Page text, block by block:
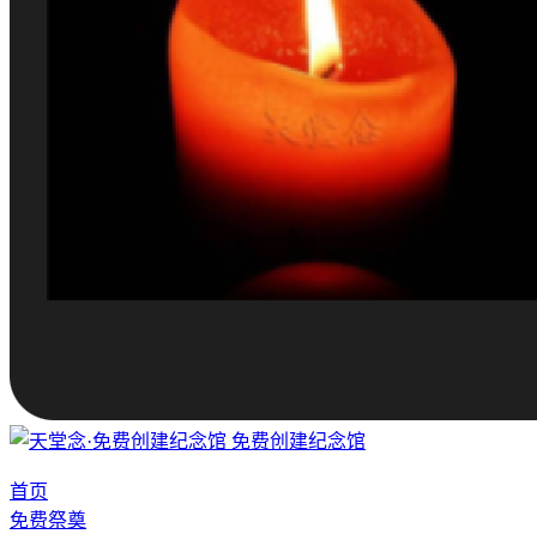
免费创建纪念馆
首页
免费祭奠